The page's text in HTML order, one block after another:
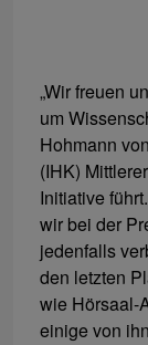
„Wir freuen
um
Hohmann
(IHK)
Initiative
wir bei der
jedenfalls
den letzten
wie Hörsaal-
einige von